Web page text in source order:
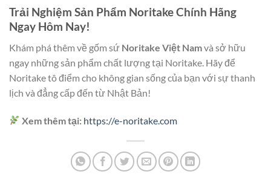
Trải Nghiệm Sản Phẩm Noritake Chính Hãng
Ngay Hôm Nay!
Khám phá thêm về gốm sứ Noritake Việt Namvà sở hữu
ngay những sản phẩm chất lượng tại Noritake. Hãy để
Noritake tô điểm cho không gian sống của bạn với sự thanh
lịch và đẳng cấp đến từ Nhật Bản!
Xem thêm tại: https://e-noritake.com